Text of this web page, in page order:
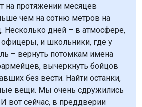
на протяжении месяцев
чем на сотню метров на
Несколько дней – в атмосфере,
офицеры, и школьники, где у
– вернуть потомкам имена
вычеркнуть бойцов
без вести. Найти останки,
вещи. Мы очень сдружились
вот сейчас, в преддверии